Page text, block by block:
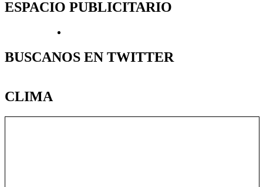
ESPACIO PUBLICITARIO
BUSCANOS EN TWITTER
CLIMA